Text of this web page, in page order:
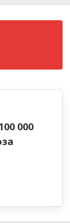
000